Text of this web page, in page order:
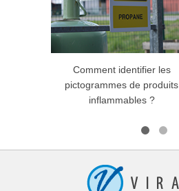
Comment identifier les
pictogrammes de produits
inflammables ?